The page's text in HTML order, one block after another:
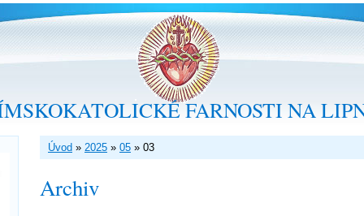
FARNOSTI NA
Úvod » 2025 » 05 » 03
Archiv